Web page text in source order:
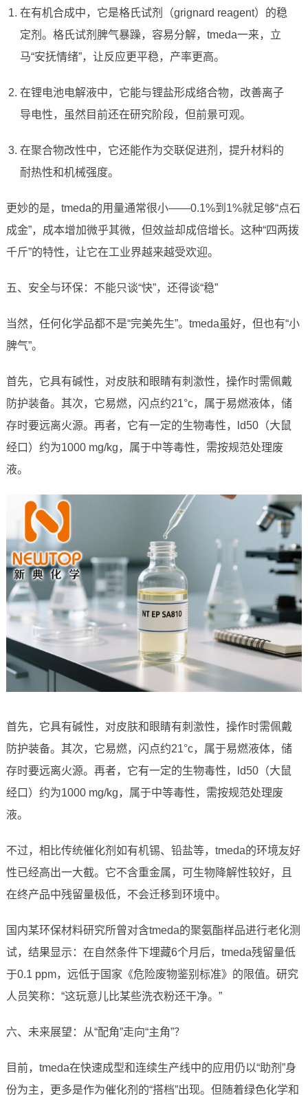
在有机合成中，它是格氏试剂（grignard reagent）的稳
定剂。格氏试剂脾气暴躁，容易分解，tmeda一来，立
马“安抚情绪”，让反应更平稳，产率更高。
在锂电池电解液中，它能与锂盐形成络合物，改善离子
导电性，虽然目前还在研究阶段，但前景可观。
在聚合物改性中，它还能作为交联促进剂，提升材料的
耐热性和机械强度。
更妙的是，tmeda的用量通常很小——0.1%到1%就足够“点石
成金”，成本增加微乎其微，但效益却成倍增长。这种“四两拨
千斤”的特性，让它在工业界越来越受欢迎。
五、安全与环保：不能只谈“快”，还得谈“稳”
当然，任何化学品都不是“完美先生”。tmeda虽好，但也有“小
脾气”。
首先，它具有碱性，对皮肤和眼睛有刺激性，操作时需佩戴
防护装备。其次，它易燃，闪点约21°c，属于易燃液体，储
存时要远离火源。再者，它有一定的生物毒性，ld50（大鼠
经口）约为1000 mg/kg，属于中等毒性，需按规范处理废
液。
首先，它具有碱性，对皮肤和眼睛有刺激性，操作时需佩戴
防护装备。其次，它易燃，闪点约21°c，属于易燃液体，储
存时要远离火源。再者，它有一定的生物毒性，ld50（大鼠
经口）约为1000 mg/kg，属于中等毒性，需按规范处理废
液。
不过，相比传统催化剂如有机锡、铅盐等，tmeda的环境友好
性已经高出一大截。它不含重金属，可生物降解性较好，且
在终产品中残留量极低，不会迁移到环境中。
国内某环保材料研究所曾对含tmeda的聚氨酯样品进行老化测
试，结果显示：在自然条件下埋藏6个月后，tmeda残留量低
于0.1 ppm，远低于国家《危险废物鉴别标准》的限值。研究
人员笑称：“这玩意儿比某些洗衣粉还干净。”
六、未来展望：从“配角”走向“主角”？
目前，tmeda在快速成型和连续生产线中的应用仍以“助剂”身
份为主，更多是作为催化剂的“搭档”出现。但随着绿色化学和